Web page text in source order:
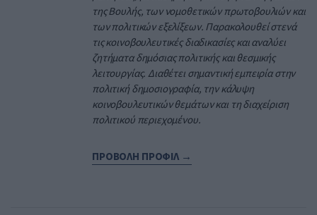
της Βουλής, των νομοθετικών πρωτοβουλιών και
των πολιτικών εξελίξεων. Παρακολουθεί στενά
τις κοινοβουλευτικές διαδικασίες και αναλύει
ζητήματα δημόσιας πολιτικής και θεσμικής
λειτουργίας. Διαθέτει σημαντική εμπειρία στην
πολιτική δημοσιογραφία, την κάλυψη
κοινοβουλευτικών θεμάτων και τη διαχείριση
πολιτικού περιεχομένου.
ΠΡΟΒΟΛΗ ΠΡΟΦΙΛ →